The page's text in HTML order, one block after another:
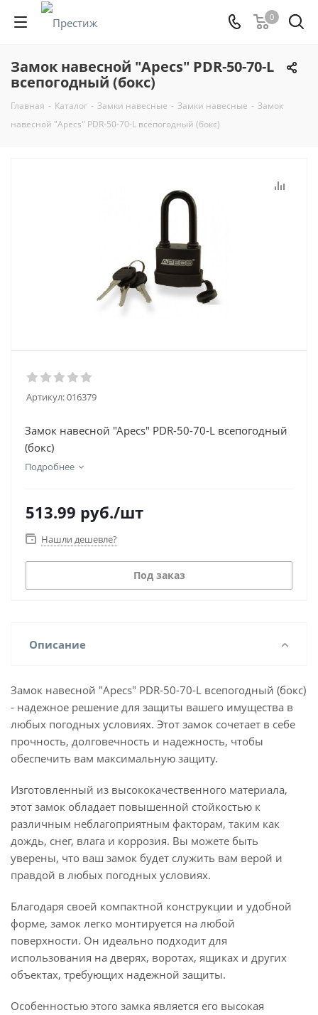
0
Замок навесной "Apecs" PDR-50-70-L
всепогодный (бокс)
Главная - Каталог - Замки навесные - Замки навесные - Замок
навесной "Apecs" PDR-50-70-L всепогодный (бокс)
Артикул:016379
Замок навесной "Apecs" PDR-50-70-L всепогодный
(бокс)
Подробнее
513.99 руб./шт
Нашли дешевле?
Под заказ
Описание
Замок навесной "Apecs" PDR-50-70-L всепогодный (бокс)
- надежное решение для защиты вашего имущества в
любых погодных условиях. Этот замок сочетает в себе
прочность, долговечность и надежность, чтобы
обеспечить вам максимальную защиту.
Изготовленный из высококачественного материала,
этот замок обладает повышенной стойкостью к
различным неблагоприятным факторам, таким как
дождь, снег, влага и коррозия. Вы можете быть
уверены, что ваш замок будет служить вам верой и
правдой в любых погодных условиях.
Благодаря своей компактной конструкции и удобной
форме, замок легко монтируется на любой
поверхности. Он идеально подходит для
использования на дверях, воротах, ящиках и других
объектах, требующих надежной защиты.
Особенностью этого замка является его высокая